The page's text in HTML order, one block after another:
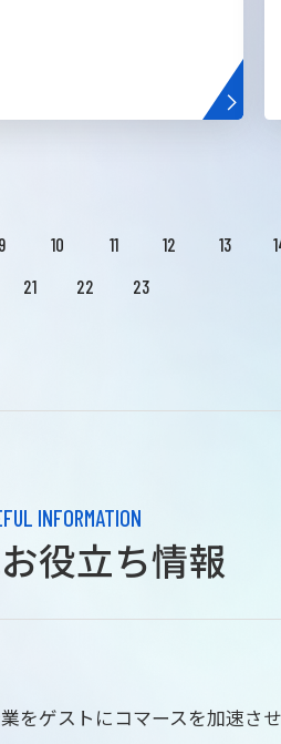
9 10 11 12 13
21 22 23
INFORMATION
役立ち情報
をゲストにコマースを加速さ